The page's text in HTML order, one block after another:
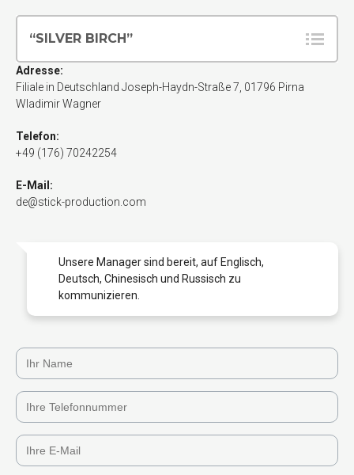
“SILVER BIRCH”
Adresse:
Filiale in Deutschland Joseph-Haydn-Straße 7 01796 Pirna
Wladimir Wagner
Telefon:
+49 (176) 70242254
E-Mail:
de@stick-production.com
Unsere Manager sind bereit, auf Englisch,
Deutsch, Chinesisch und Russisch zu
kommunizieren.